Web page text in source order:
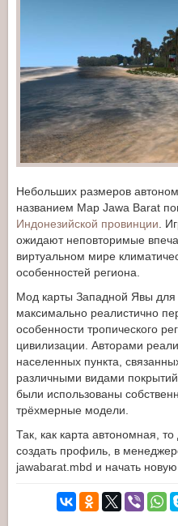
Небольших размеров
названием Map Jawa Barat
Индонезийской провинции .
ожидают неповторимые
виртуальном мире
особенностей региона.
Мод карты Западной Явы для
максимально реалистично
особенности тропического
цивилизации. Авторами
населенных пункта,
различными видами
были использованы
трёхмерные модели.
Так, как карта автономная,
создать профиль, в
jawabarat.mbd и начать новую